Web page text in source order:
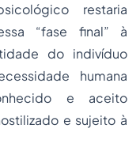
restaria
“fase final” à
do indivíduo
humana
e aceito
e sujeito à